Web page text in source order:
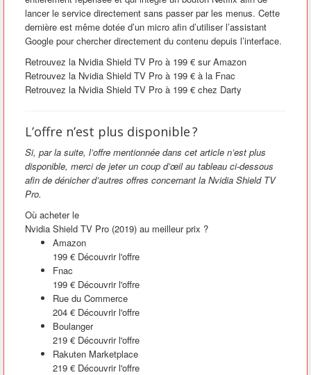
lancer le service directement sans passer par les menus. Cette
dernière est même dotée d’un micro afin d’utiliser l’assistant
Google pour chercher directement du contenu depuis l’interface.
Retrouvez la Nvidia Shield TV Pro à 199 € sur Amazon
Retrouvez la Nvidia Shield TV Pro à 199 € à la Fnac
Retrouvez la Nvidia Shield TV Pro à 199 € chez Darty
L’offre n’est plus disponible ?
Si, par la suite, l’offre mentionnée dans cet article n’est plus
disponible, merci de jeter un coup d’œil au tableau ci-dessous
afin de dénicher d’autres offres concernant la Nvidia Shield TV
Pro.
Où acheter le
Nvidia Shield TV Pro (2019) au meilleur prix ?
Amazon
199 € Découvrir l'offre
Fnac
199 € Découvrir l'offre
Rue du Commerce
204 € Découvrir l'offre
Boulanger
219 € Découvrir l'offre
Rakuten Marketplace
219 € Découvrir l'offre